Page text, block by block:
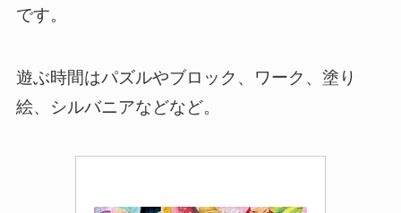
です。
遊ぶ時間はパズルやブロック、ワーク、塗り
絵、シルバニアなどなど。